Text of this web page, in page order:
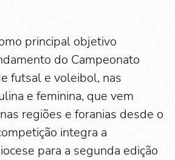
principal objetivo
do Campeonato
futsal e voleibol, nas
e feminina, que vem
regiões e foranias desde o
integra a
para a segunda edição